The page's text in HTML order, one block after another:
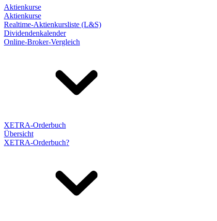
Aktienkurse
Aktienkurse
Realtime-Aktienkursliste (L&S)
Dividendenkalender
Online-Broker-Vergleich
XETRA-Orderbuch
Übersicht
XETRA-Orderbuch?